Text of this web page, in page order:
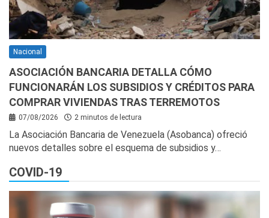
Nacional
ASOCIACIÓN BANCARIA DETALLA CÓMO
FUNCIONARÁN LOS SUBSIDIOS Y CRÉDITOS PARA
COMPRAR VIVIENDAS TRAS TERREMOTOS
07/08/2026 2 minutos de lectura
La Asociación Bancaria de Venezuela (Asobanca) ofreció
nuevos detalles sobre el esquema de subsidios y…
COVID-19